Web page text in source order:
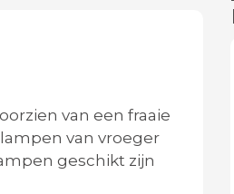
van een fraaie
van vroeger
geschikt zijn